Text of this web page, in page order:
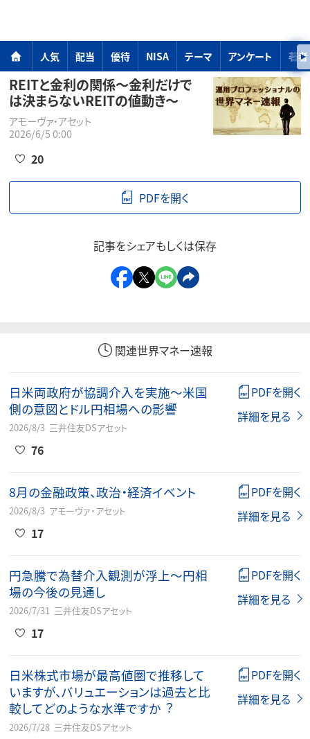
人気 配当 優待 NISA テーマ アンケート 著者
REITと金利の関係～金利だけで
は決まらないREITの値動き～
アモーヴァ・アセット
2026/6/5 0:00
20
PDFを開く
記事をシェアもしくは保存
関連世界マネー速報
日米両政府が協調介入を実施～米国
側の意図とドル円相場への影響
2026/8/3 三井住友DSアセット
76
PDFを開く
詳細を見る
8月の金融政策、政治・経済イベント
2026/8/3 アモーヴァ・アセット
17
PDFを開く
詳細を見る
円急騰で為替介入観測が浮上～円相
場の今後の見通し
2026/7/31 三井住友DSアセット
17
PDFを開く
詳細を見る
⽇⽶株式市場が最⾼値圏で推移して
いますが、バリュエーションは過去と⽐
較してどのような⽔準ですか︖
2026/7/28 三井住友DSアセット
PDFを開く
詳細を見る